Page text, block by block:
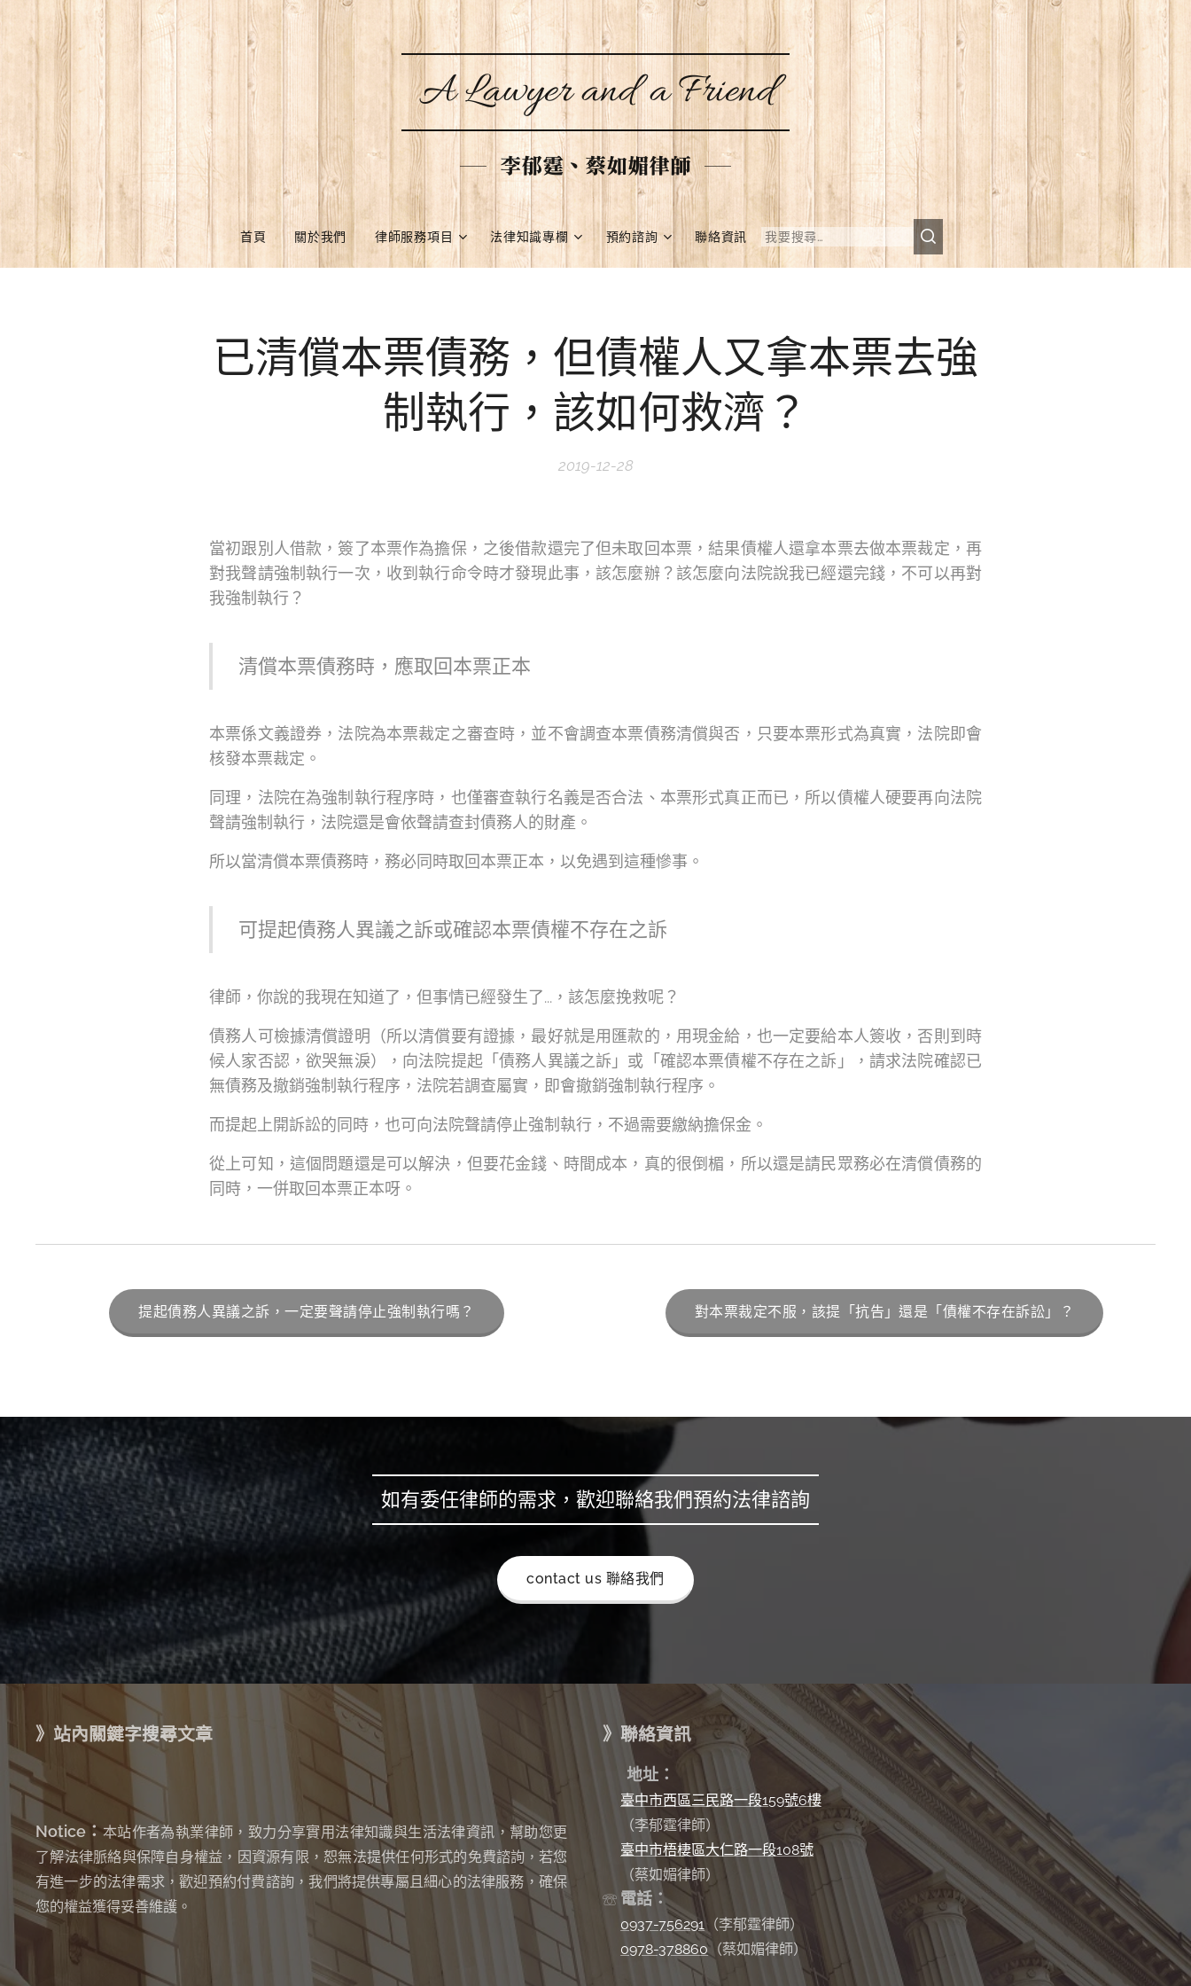
A Lawyer and a Friend
李郁霆、蔡如媚律師
首頁 關於我們 律師服務項目 法律知識專欄 預約諮詢 聯絡資訊
已清償本票債務，但債權人又拿本票去強
制執行，該如何救濟？
2019-12-28
當初跟別人借款，簽了本票作為擔保，之後借款還完了但未取回本票，結果債權人還拿本票去做本票裁定，再
對我聲請強制執行一次，收到執行命令時才發現此事，該怎麼辦？該怎麼向法院說我已經還完錢，不可以再對
我強制執行？
清償本票債務時，應取回本票正本
本票係文義證券，法院為本票裁定之審查時，並不會調查本票債務清償與否，只要本票形式為真實，法院即會
核發本票裁定。
同理，法院在為強制執行程序時，也僅審查執行名義是否合法、本票形式真正而已，所以債權人硬要再向法院
聲請強制執行，法院還是會依聲請查封債務人的財產。
所以當清償本票債務時，務必同時取回本票正本，以免遇到這種慘事。
可提起債務人異議之訴或確認本票債權不存在之訴
律師，你說的我現在知道了，但事情已經發生了...，該怎麼挽救呢？
債務人可檢據清償證明（所以清償要有證據，最好就是用匯款的，用現金給，也一定要給本人簽收，否則到時
候人家否認，欲哭無淚），向法院提起「債務人異議之訴」或「確認本票債權不存在之訴」，請求法院確認已
無債務及撤銷強制執行程序，法院若調查屬實，即會撤銷強制執行程序。
而提起上開訴訟的同時，也可向法院聲請停止強制執行，不過需要繳納擔保金。
從上可知，這個問題還是可以解決，但要花金錢、時間成本，真的很倒楣，所以還是請民眾務必在清償債務的
同時，一併取回本票正本呀。
提起債務人異議之訴，一定要聲請停止強制執行嗎？ 對本票裁定不服，該提「抗告」還是「債權不存在訴訟」？
如有委任律師的需求，歡迎聯絡我們預約法律諮詢
contact us 聯絡我們
》站內關鍵字搜尋文章
Notice：本站作者為執業律師，致力分享實用法律知識與生活法律資訊，幫助您更
了解法律脈絡與保障自身權益，因資源有限，恕無法提供任何形式的免費諮詢 ， 若您
有進一步的法律需求，歡迎預約付費諮詢，我們將提供專屬且細心的法律服務，確保
您的權益獲得妥善維護。
》聯絡資訊
✉地址：
臺中市西區三民路一段159號6樓
（李郁霆律師）
臺中市梧棲區大仁路一段108號
（蔡如媚律師）
☏ 電話：
0937-756291（李郁霆律師）
0978-378860（蔡如媚律師）